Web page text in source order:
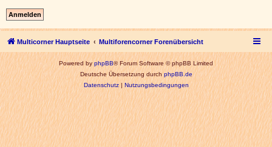
Multicorner Hauptseite Multiforencorner Forenübersicht
Powered byphpBB® Forum Software © phpBB Limited
Deutsche Übersetzung durchphpBB.de
Datenschutz| Nutzungsbedingungen